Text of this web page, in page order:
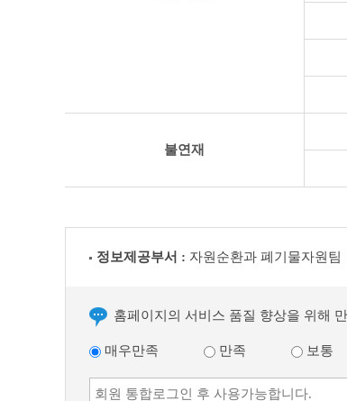
불연재
정보제공부서 : 자원순환과 폐기물자원팀
홈페이지의 서비스 품질 향상을 위해
매우만족 만족 보통